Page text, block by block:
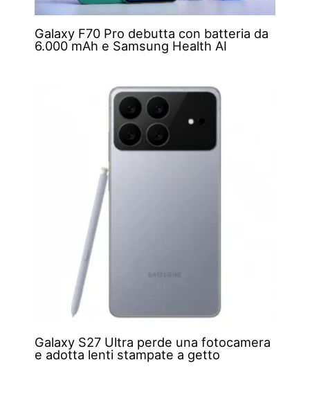
Galaxy F70 Pro debutta con batteria da
6.000 mAh e Samsung Health AI
Galaxy S27 Ultra perde una fotocamera
e adotta lenti stampate a getto